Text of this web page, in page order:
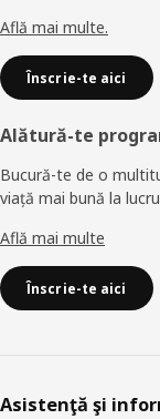
Află mai multe.
Înscrie-te aici
Alătură-te
Bucură-te de o
viață mai bună la
Află mai multe
Înscrie-te aici
Asistenţă şi